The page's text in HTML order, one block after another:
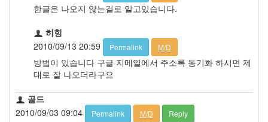
한글은 나오지 않는걸로 알고있습니다.
히힝
2010/09/13 20:59
Permalink M/D
방법이 있습니다 구글 지메일에서 주소록 동기화 하시면 제
대로 잘 나오더라구요
골드
2010/09/03 09:04
Permalink M/D Reply